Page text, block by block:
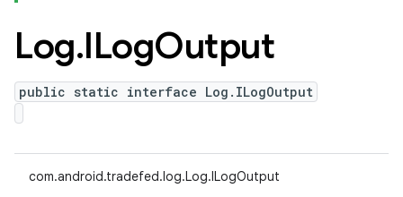
Log.ILogOutput
public static interface Log.ILogOutput
com.android.tradefed.log.Log.ILogOutput